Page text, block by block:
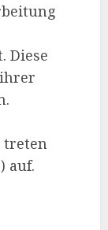
Diese
treten
auf.